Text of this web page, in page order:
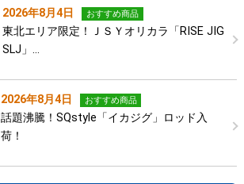
2026年8月4日 おすすめ商品
東北エリア限定！ＪＳＹオリカラ「RISE JIG
SLJ」…
2026年8月4日 おすすめ商品
話題沸騰！SQstyle「イカジグ」ロッド入
荷！